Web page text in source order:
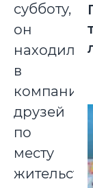
субботу,
он
находился
в
компании
друзей
по
месту